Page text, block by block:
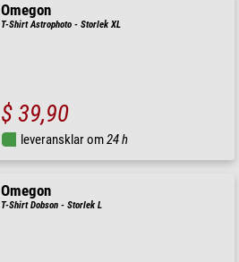
Omegon
T-Shirt Astrophoto - Storlek XL
$ 39,90
leveransklar om24 h
Omegon
T-Shirt Dobson - Storlek L